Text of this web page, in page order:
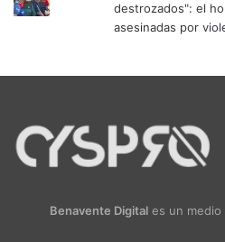
destrozados": el
asesinadas por
Benavente Digital es un medio